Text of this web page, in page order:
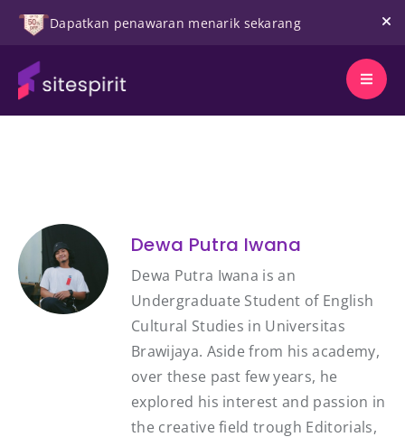
Dapatkan penawaran menarik sekarang
Dewa Putra Iwana
Dewa Putra Iwana is an
Undergraduate Student of English
Cultural Studies in Universitas
Brawijaya. Aside from his academy,
over these past few years, he
explored his interest and passion in
the creative field trough Editorials,